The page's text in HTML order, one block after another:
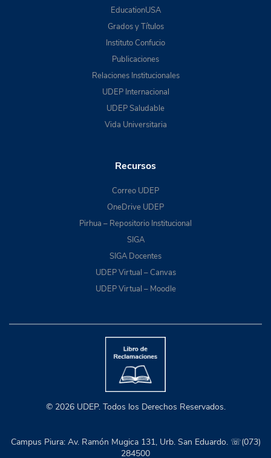
EducationUSA
Grados y Títulos
Instituto Confucio
Publicaciones
Relaciones Institucionales
UDEP Internacional
UDEP Saludable
Vida Universitaria
Recursos
Correo UDEP
OneDrive UDEP
Pirhua – Repositorio Institucional
SIGA
SIGA Docentes
UDEP Virtual – Canvas
UDEP Virtual – Moodle
© 2026 UDEP. Todos los Derechos Reservados.
Campus Piura: Av. Ramón Mugica 131, Urb. San Eduardo. ☏(073)
284500